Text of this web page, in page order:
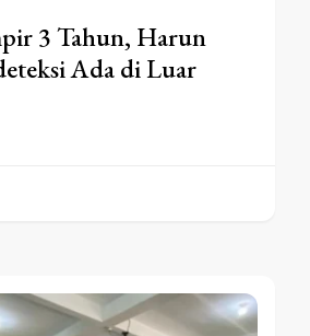
3 Tahun, Harun
Ada di Luar